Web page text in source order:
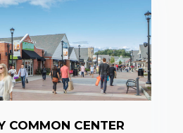
COMMON CENTER